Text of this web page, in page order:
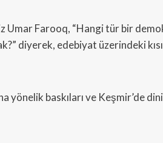
Umar Farooq, “Hangi tür bir
diyerek, edebiyat üzerindeki
yönelik baskıları ve Keşmir’de